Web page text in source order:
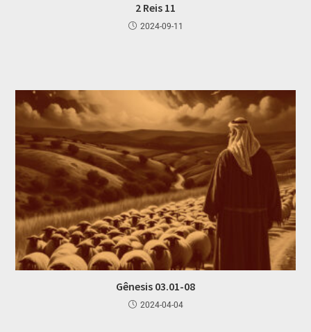
2 Reis 11
2024-09-11
Gênesis 03.01-08
2024-04-04